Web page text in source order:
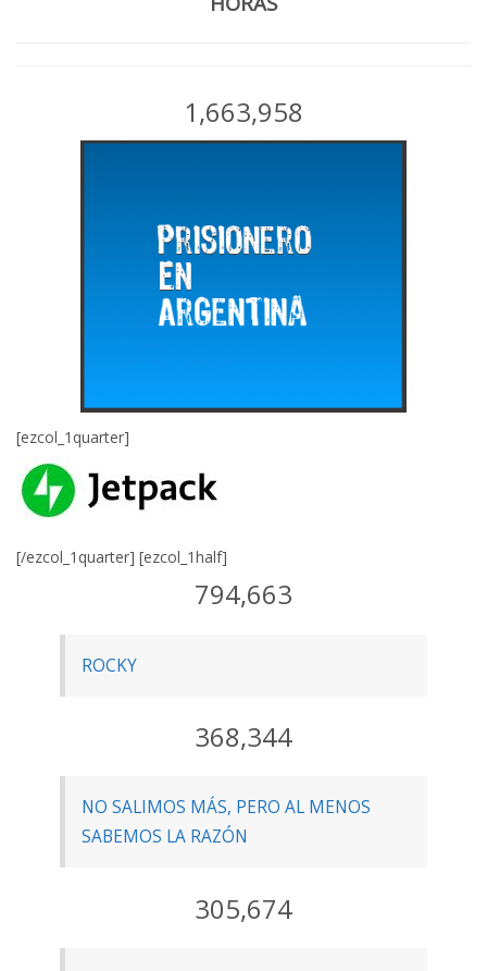
1,663,958
[ezcol_1quarter]
[/ezcol_1quarter] [ezcol_1half]
794,663
ROCKY
368,344
NO SALIMOS MÁS, PERO AL MENOS
SABEMOS LA RAZÓN
305,674